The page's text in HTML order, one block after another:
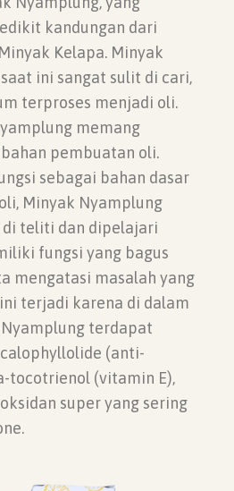
kandungan dari
Kelapa. Minyak
ini sangat sulit di cari,
terproses menjadi oli.
memang
pembuatan oli.
sebagai bahan dasar
Minyak Nyamplung
teliti dan dipelajari
fungsi yang bagus
mengatasi masalah yang
terjadi karena di dalam
terdapat
(anti-
tocotrienol (vitamin E),
super yang sering